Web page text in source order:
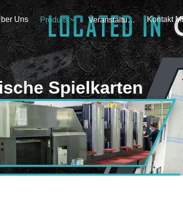
Uns Produits Veranstaltungen
Spielkarten